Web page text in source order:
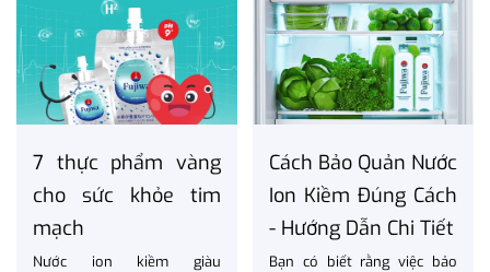
7 thực phẩm vàng
cho sức khỏe tim
mạch
Nước ion kiềm giàu
Cách Bảo Quản Nước
Ion Kiềm Đúng Cách
- Hướng Dẫn Chi Tiết
Bạn có biết rằng việc bảo